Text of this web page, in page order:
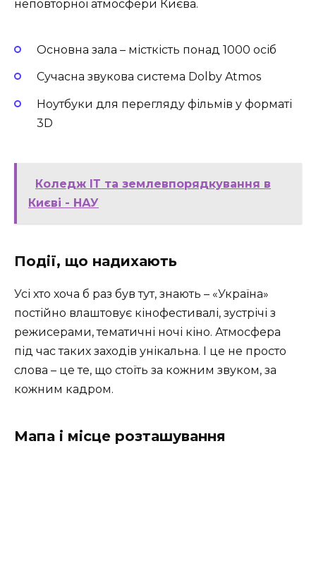
неповторної атмосфери Києва.
Основна зала – місткість понад 1000 осіб
Сучасна звукова система Dolby Atmos
Ноутбуки для перегляду фільмів у форматі
3D
Коледж ІТ та землевпорядкування в
Києві - НАУ
Події, що надихають
Усі хто хоча б раз був тут, знають – «Україна»
постійно влаштовує кінофестивалі, зустрічі з
режисерами, тематичні ночі кіно. Атмосфера
під час таких заходів унікальна. І це не просто
слова – це те, що стоїть за кожним звуком, за
кожним кадром.
Мапа і місце розташування